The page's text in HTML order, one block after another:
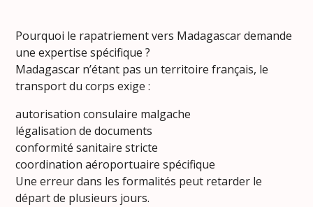
Pourquoi le rapatriement vers Madagascar demande
une expertise spécifique ?
Madagascar n’étant pas un territoire français, le
transport du corps exige :
autorisation consulaire malgache
légalisation de documents
conformité sanitaire stricte
coordination aéroportuaire spécifique
Une erreur dans les formalités peut retarder le
départ de plusieurs jours.